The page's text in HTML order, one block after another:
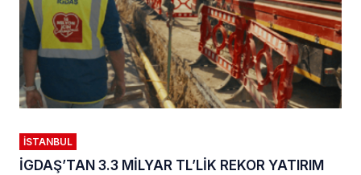
İSTANBUL
İGDAŞ’TAN 3.3 MİLYAR TL’LİK REKOR YATIRIM